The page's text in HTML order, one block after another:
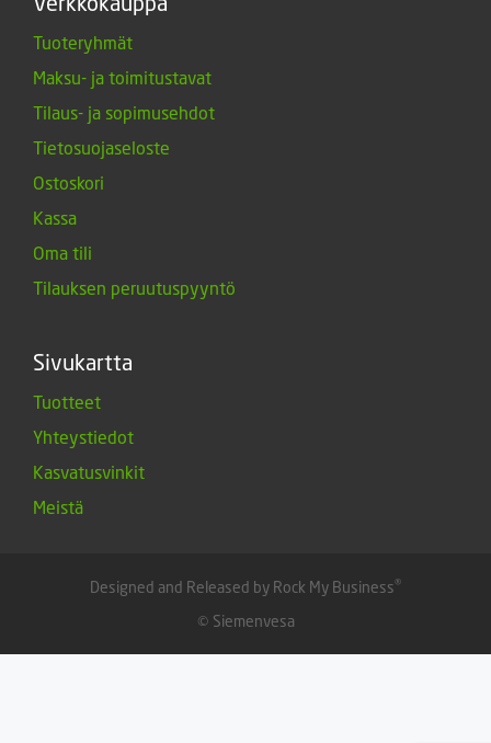
Tuoteryhmät
Maksu- ja toimitustavat
Tilaus- ja sopimusehdot
Tietosuojaseloste
Ostoskori
Kassa
Oma tili
Tilauksen peruutuspyyntö
Sivukartta
Tuotteet
Yhteystiedot
Kasvatusvinkit
Meistä
Designed and Released by Rock My Business®
© Siemenvesa